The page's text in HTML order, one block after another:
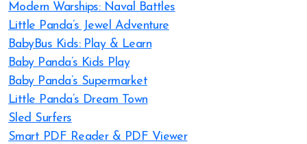
Modern Warships: Naval Battles
Little Panda’s Jewel Adventure
BabyBus Kids: Play & Learn
Baby Panda’s Kids Play
Baby Panda’s Supermarket
Little Panda’s Dream Town
Sled Surfers
Smart PDF Reader & PDF Viewer